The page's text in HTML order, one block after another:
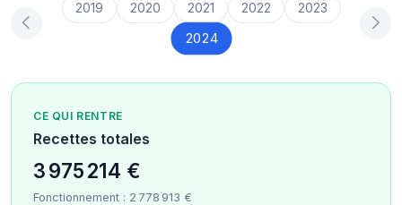
2019 2020 2021 2022 2023
2024
CE QUI RENTRE
Recettes totales
3 975 214 €
Fonctionnement : 2 778 913 €